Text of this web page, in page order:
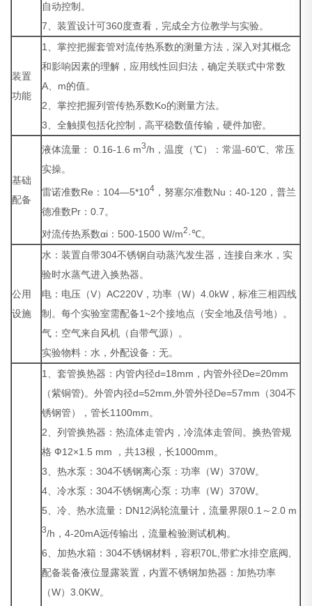
自动控制。
7、装置设计可360度查看，完成全方位教学与实验。
装置
功能
1、掌控把握套管对流传热系数的测量方法，深入对其概念
和影响因素的理解，应用线性回归法，确定关联式中常数
A、m的值。
2、掌控把握列管传热系数Ko的测量方法。
3、全触摸包括化控制，高平稳数值传输，硬件加密。
基础
配备
液体流量： 0.16-1.6 m3/h，温度（℃）：常温-60℃、常压
实操。
雷诺准数Re：104—5*104 ，努塞尔准数Nu：40-120，普兰
德准数Pr：0.7。
对流传热系数αi：500-1500 W/m2·℃。
公用
设施
水：装置自带304不锈钢自动蒸汽发生器，连接自来水，实
验时水蒸气进入换热器。
电：电压（V）AC220V，功率（W）4.0kW，标准三相四线
制。每个实验室需配备1~2个接地点（安全地及信号地）。
气：空气来自风机（自带气源）。
实验物料：水，外配设备：无。
1、套管换热器：内管内径d=18mm，内管外径De=20mm
（紫铜管)。外管内径d=52mm,外管外径De=57mm（304不
锈钢管），管长1100mm。
2、列管换热器：热流体走管内，冷流体走管间。换热管规
格 Ф12×1.5 mm ，共13根，长1000mm。
3、热水泵：304不锈钢离心泵：功率（W）370W。
4、冷水泵：304不锈钢离心泵：功率（W）370W。
5、冷、热水流量：DN12涡轮流量计，流量界限0.1～2.0 m
3/h，4-20mA远传输出，流量检验测试机构。
6、加热水箱：304不锈钢材料，容积70L,带贮水排空底阀,
配备装备液位显露装置，内置不锈钢加热器：加热功率
（W）3.0KW。